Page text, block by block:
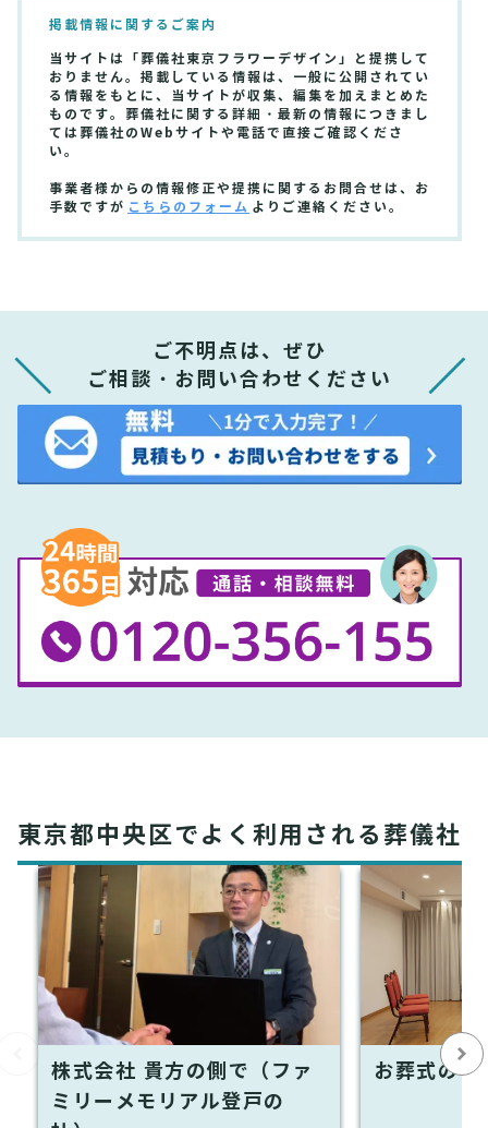
掲載情報に関するご案内
当サイトは「葬儀社東京フラワーデザイン」と提携して
おりません。掲載している情報は、一般に公開されてい
る情報をもとに、当サイトが収集、編集を加えまとめた
ものです。葬儀社に関する詳細・最新の情報につきまし
ては葬儀社のWebサイトや電話で直接ご確認くださ
い。
事業者様からの情報修正や提携に関するお問合せは、お
手数ですが こちらのフォーム よりご連絡ください。
ご不明点は、ぜひ
ご相談・お問い合わせください
東京都中央区でよく利用される葬儀社
株式会社 貴方の側で（ファ
ミリーメモリアル登戸の
お葬式のひ